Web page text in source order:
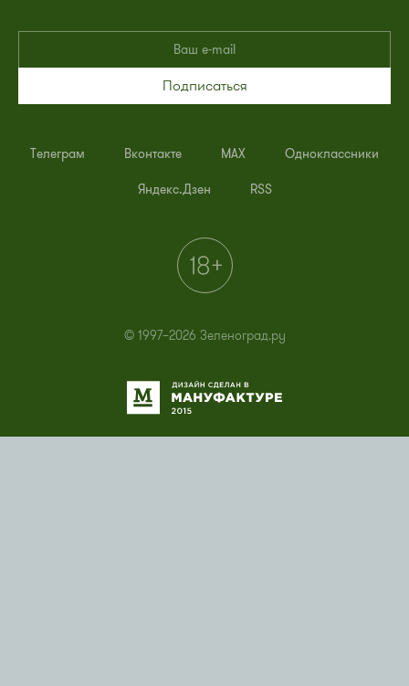
Подписаться
Телеграм Вконтакте MAX Одноклассники
Яндекс.Дзен RSS
© 1997–2026 Зеленоград.ру